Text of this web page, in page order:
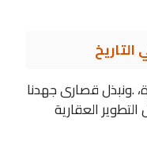
.ونبذل قصارى جهدنا
العقارية